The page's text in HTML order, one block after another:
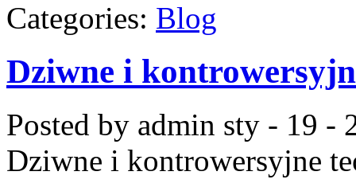
Categories: Blog
Dziwne i
Posted by admin sty - 19 -
Dziwne i kontrowersyjne